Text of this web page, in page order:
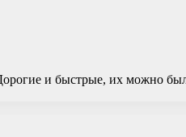
и быстрые, их можно